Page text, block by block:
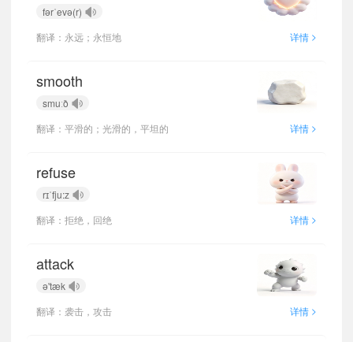
fərˈevə(r)
翻译：永远；永恒地
详情 >
smooth
smuːð
翻译：平滑的；光滑的，平坦的
详情 >
refuse
rɪˈfju:z
翻译：拒绝，回绝
详情 >
attack
ə'tæk
翻译：袭击，攻击
详情 >